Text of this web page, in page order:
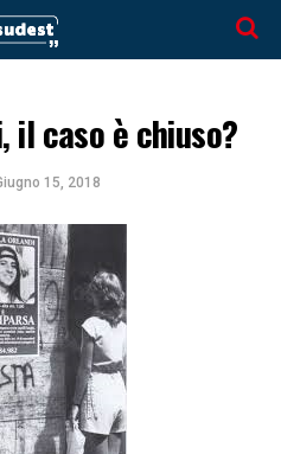
il caso è chiuso?
15, 2018